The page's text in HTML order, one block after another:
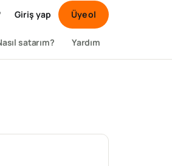
Giriş yap Üye ol
satarım? Yardım